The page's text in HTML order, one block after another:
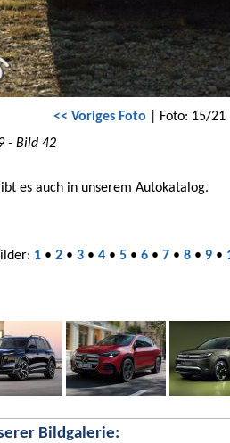
<< Voriges Foto | Foto: 15/21
- Bild 42
es auch in unserem Autokatalog.
1 • 2 • 3 • 4 • 5 • 6 • 7 • 8 • 9 •
Bildgalerie: